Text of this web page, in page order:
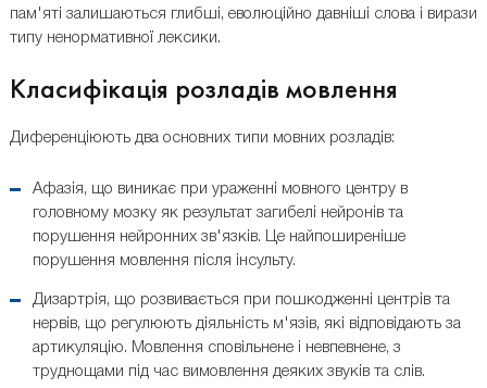
пам'яті залишаються глибші, еволюційно давніші слова і вирази
типу ненормативної лексики.
Класифікація розладів мовлення
Диференціюють два основних типи мовних розладів:
Афазія, що виникає при ураженні мовного центру в
головному мозку як результат загибелі нейронів та
порушення нейронних зв'язків. Це найпоширеніше
порушення мовлення після інсульту.
Дизартрія, що розвивається при пошкодженні центрів та
нервів, що регулюють діяльність м'язів, які відповідають за
артикуляцію. Мовлення сповільнене і невпевнене, з
труднощами під час вимовлення деяких звуків та слів.